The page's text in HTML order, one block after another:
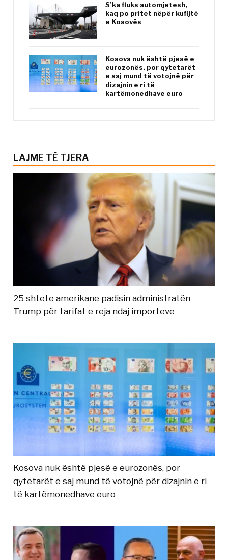
S’ka fluks automjetesh,
kaq po pritet nëpër kufijtë
e Kosovës
Kosova nuk është pjesë e
eurozonës, por qytetarët
e saj mund të votojnë për
dizajnin e ri të
kartëmonedhave euro
LAJME TË TJERA
25 shtete amerikane padisin administratën
Trump për tarifat e reja ndaj importeve
Kosova nuk është pjesë e eurozonës, por
qytetarët e saj mund të votojnë për dizajnin e ri
të kartëmonedhave euro